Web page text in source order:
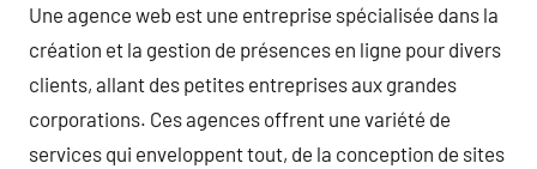
Une agence web est une entreprise spécialisée dans la
création et la gestion de présences en ligne pour divers
clients, allant des petites entreprises aux grandes
corporations. Ces agences offrent une variété de
services qui enveloppent tout, de la conception de sites